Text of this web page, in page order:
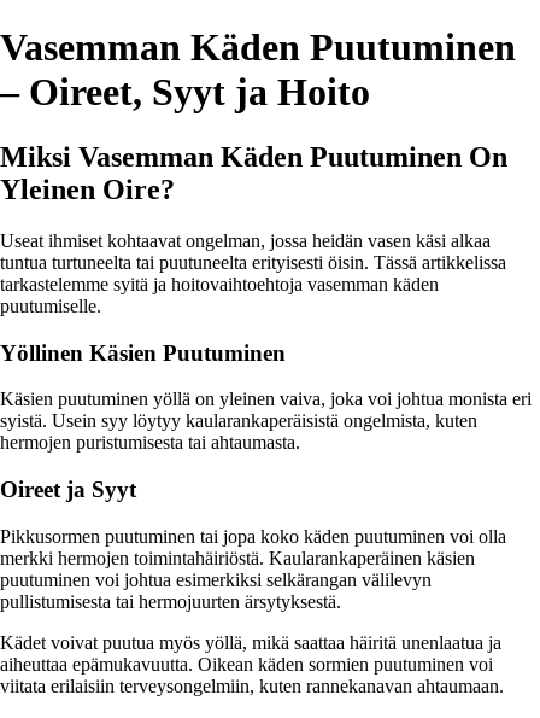
Vasemman Käden Puutuminen
– Oireet, Syyt ja Hoito
Miksi Vasemman Käden Puutuminen On
Yleinen Oire?
Useat ihmiset kohtaavat ongelman, jossa heidän vasen käsi alkaa
tuntua turtuneelta tai puutuneelta erityisesti öisin. Tässä artikkelissa
tarkastelemme syitä ja hoitovaihtoehtoja vasemman käden
puutumiselle.
Yöllinen Käsien Puutuminen
Käsien puutuminen yöllä on yleinen vaiva, joka voi johtua monista eri
syistä. Usein syy löytyy kaularankaperäisistä ongelmista, kuten
hermojen puristumisesta tai ahtaumasta.
Oireet ja Syyt
Pikkusormen puutuminen tai jopa koko käden puutuminen voi olla
merkki hermojen toimintahäiriöstä. Kaularankaperäinen käsien
puutuminen voi johtua esimerkiksi selkärangan välilevyn
pullistumisesta tai hermojuurten ärsytyksestä.
Kädet voivat puutua myös yöllä, mikä saattaa häiritä unenlaatua ja
aiheuttaa epämukavuutta. Oikean käden sormien puutuminen voi
viitata erilaisiin terveysongelmiin, kuten rannekanavan ahtaumaan.